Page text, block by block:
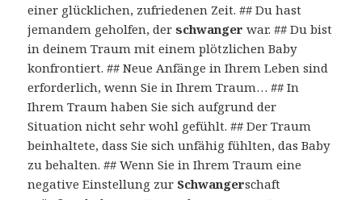
einer glücklichen, zufriedenen Zeit. ## Du hast
jemandem geholfen, derschwanger war. ## Du bist
in deinem Traum mit einem plötzlichen Baby
konfrontiert. ## Neue Anfänge in Ihrem Leben sind
erforderlich, wenn Sie in Ihrem Traum… ## In
Ihrem Traum haben Sie sich aufgrund der
Situation nicht sehr wohl gefühlt. ## Der Traum
beinhaltete, dass Sie sich unfähig fühlten, das Baby
zu behalten. ## Wenn Sie in Ihrem Traum eine
negative Einstellung zur Schwangerschaft